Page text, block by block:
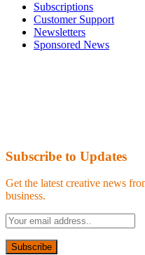
Subscriptions
Customer Support
Newsletters
Sponsored News
Subscribe to Updates
Get the latest creative news
business.